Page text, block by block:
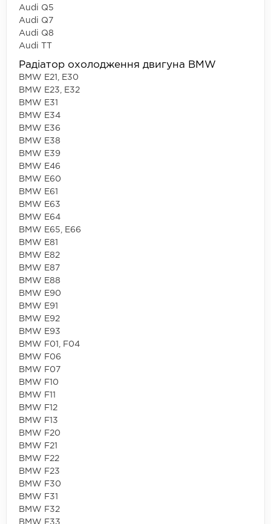
Audi Q5
Audi Q7
Audi Q8
Audi TT
Радіатор охолодження двигуна BMW
BMW E21, E30
BMW E23, E32
BMW E31
BMW E34
BMW E36
BMW E38
BMW E39
BMW E46
BMW E60
BMW E61
BMW E63
BMW E64
BMW E65, E66
BMW E81
BMW E82
BMW E87
BMW E88
BMW E90
BMW E91
BMW E92
BMW E93
BMW F01, F04
BMW F06
BMW F07
BMW F10
BMW F11
BMW F12
BMW F13
BMW F20
BMW F21
BMW F22
BMW F23
BMW F30
BMW F31
BMW F32
BMW F33